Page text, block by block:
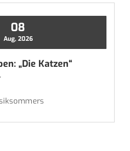
08
Aug, 2026
„Die Katzen“